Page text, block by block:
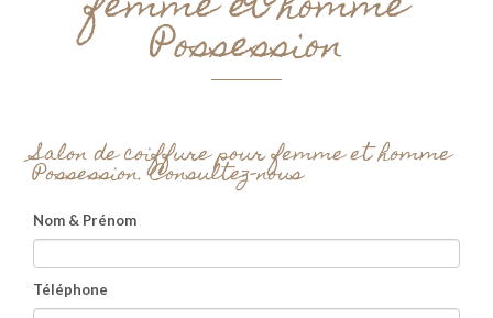
Possession
Salon de coiffure pour femme et homme
Possession.Consultez-nous
Nom & Prénom
Téléphone